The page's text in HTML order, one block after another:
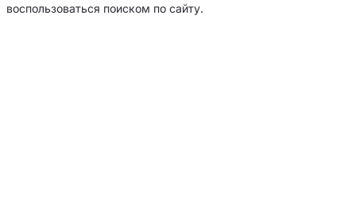
воспользоваться поиском по сайту.